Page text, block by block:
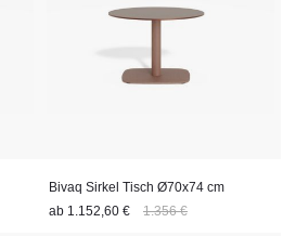
Bivaq Sirkel Tisch Ø70x74 cm
ab 1.152,60 € 1.356 €